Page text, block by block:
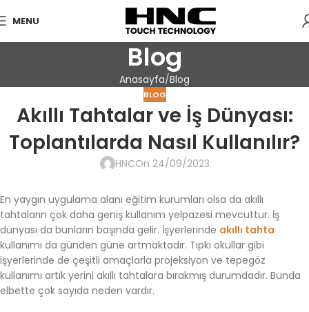
MENU
Blog
Anasayfa Blog
BLOG
Akıllı Tahtalar ve İş Dünyası:
Toplantılarda Nasıl Kullanılır?
HNCOn 24/09/2023
En yaygın uygulama alanı eğitim kurumları olsa da akıllı
tahtaların çok daha geniş kullanım yelpazesi mevcuttur. İş
dünyası da bunların başında gelir. İşyerlerinde akıllı tahta
kullanımı da günden güne artmaktadır. Tıpkı okullar gibi
işyerlerinde de çeşitli amaçlarla projeksiyon ve tepegöz
kullanımı artık yerini akıllı tahtalara bırakmış durumdadır. Bunda
elbette çok sayıda neden vardır.